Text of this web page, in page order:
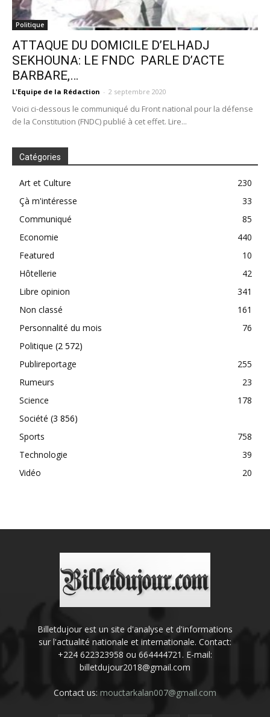
Politique
ATTAQUE DU DOMICILE D’ELHADJ
SEKHOUNA: LE FNDC PARLE D’ACTE
BARBARE,…
L'Equipe de la Rédaction - 2 septembre 2020
Voici ci-dessous le communiqué du Front national pour la défense
de la Constitution (FNDC) publié à cet effet. Lire...
Catégories
Art et Culture
230
Çà m'intéresse
33
Communiqué
85
Economie
440
Featured
10
Hôtellerie
42
Libre opinion
341
Non classé
161
Personnalité du mois
76
Politique (2 572)
Publireportage
255
Rumeurs
23
Science
178
Société (3 856)
Sports
758
Technologie
39
Vidéo
20
Billetdujour est un site d'analyse et d'informations
sur l'actualité nationale et internationale. Contact:
+224 622323958 ou 664444721. E-mail:
billetdujour2018@gmail.com
Contact us: mouctarkalan007@gmail.com